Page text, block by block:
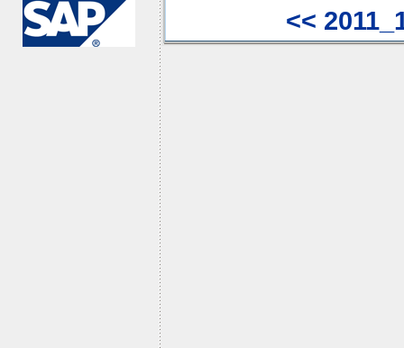
<<